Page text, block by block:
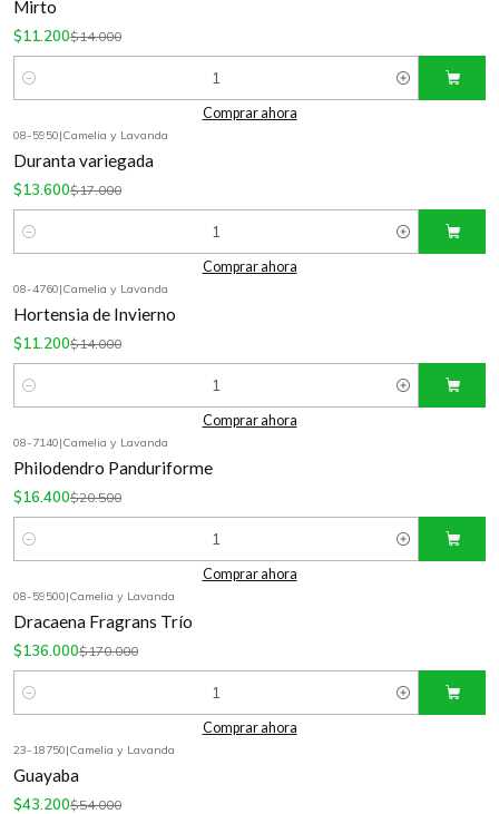
Mirto
$11.200$14.000
Cantidad
Comprar ahora
08-5950|Camelia y Lavanda
Duranta variegada
$13.600$17.000
Cantidad
Comprar ahora
08-4760|Camelia y Lavanda
Hortensia de Invierno
$11.200$14.000
Cantidad
Comprar ahora
08-7140|Camelia y Lavanda
Philodendro Panduriforme
$16.400$20.500
Cantidad
Comprar ahora
08-59500|Camelia y Lavanda
Dracaena Fragrans Trío
$136.000$170.000
Cantidad
Comprar ahora
23-18750|Camelia y Lavanda
Guayaba
$43.200$54.000